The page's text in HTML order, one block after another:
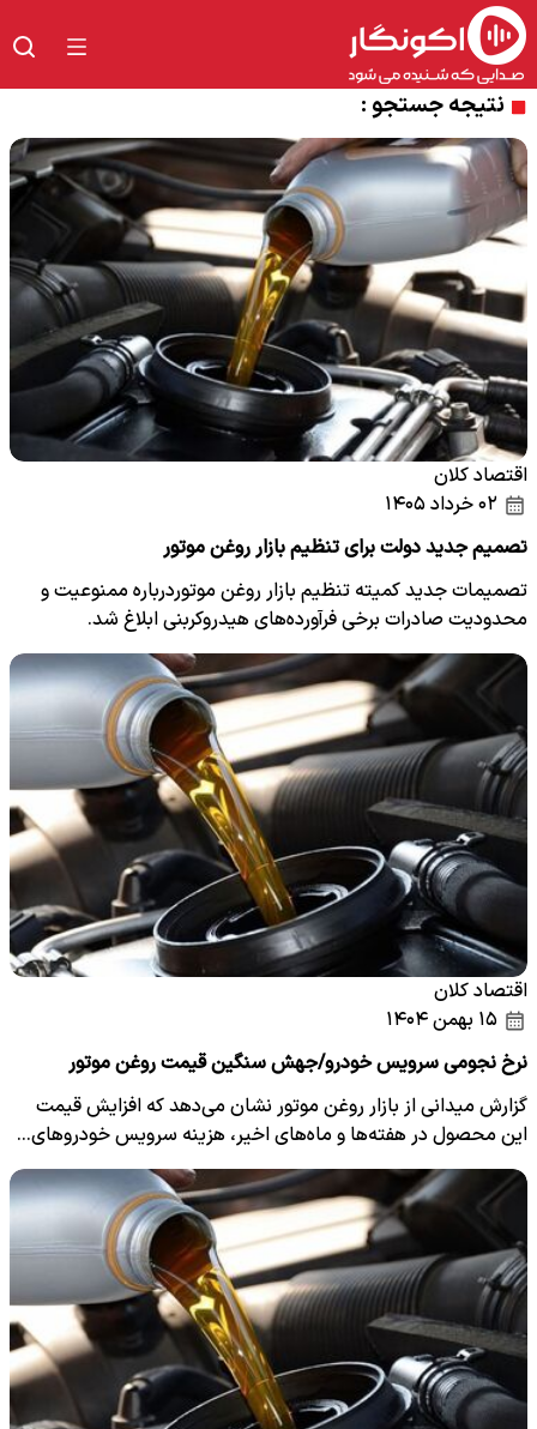
نتیجه جستجو :
اقتصاد کلان
تصمیم جدید دولت برای تنظیم بازار روغن موتور
تصمیمات جدید کمیته تنظیم بازار روغن موتوردرباره ممنوعیت و
محدودیت صادرات برخی فرآورده‌های هیدروکربنی ابلاغ شد.
اقتصاد کلان
نرخ نجومی سرویس خودرو/جهش سنگین قیمت روغن موتور
گزارش میدانی از بازار روغن موتور نشان می‌دهد که افزایش قیمت
این محصول در هفته‌ها و ماه‌های اخیر، هزینه سرویس خودروهای…